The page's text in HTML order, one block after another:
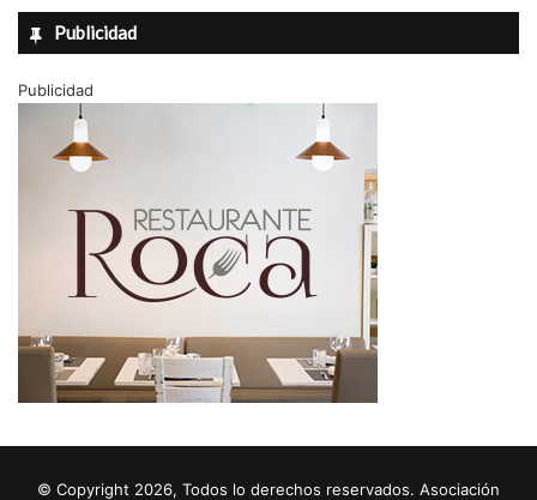
Publicidad
Publicidad
© Copyright 2026, Todos lo derechos reservados. Asociación